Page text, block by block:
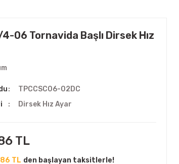
4-06 Tornavida Başlı Dirsek Hız
TPCCSC06-02DC
Dirsek Hız Ayar
TL
TL den başlayan taksitlerle!